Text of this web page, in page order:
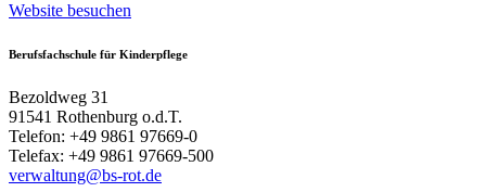
Website besuchen
Berufsfachschule für Kinderpflege
Bezoldweg 31
91541 Rothenburg o.d.T.
Telefon: +49 9861 97669-0
Telefax: +49 9861 97669-500
verwaltung@bs-rot.de